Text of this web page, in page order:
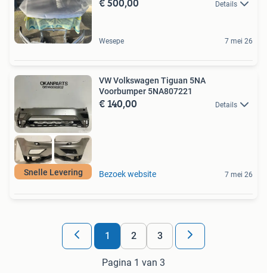
Details
Wesepe 7 mei 26
Snelle Levering
VW Volkswagen Tiguan 5NA
Voorbumper 5NA807221
€ 140,00 Details
Bezoek website 7 mei 26
1 2 3
Pagina 1 van 3